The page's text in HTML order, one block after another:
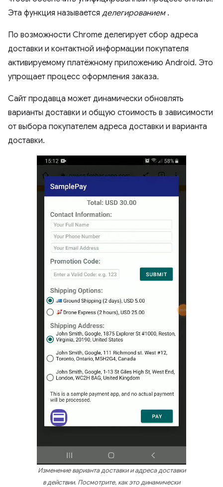
Эта функция называется делегированием.
По возможности Chrome делегирует сбор адреса
доставки и контактной информации покупателя
активируемому платёжному приложению Android. Это
упрощает процесс оформления заказа.
Сайт продавца может динамически обновлять
варианты доставки и общую стоимость в зависимости
от выбора покупателем адреса доставки и варианта
доставки.
Изменение варианта доставки и адреса доставки
в действии. Посмотрите, как это динамически